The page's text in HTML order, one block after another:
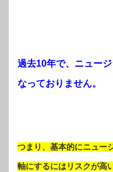
過去10年で、ニュー
なっておりません。
つまり、基本的にニュー
軸にするにはリスクが高